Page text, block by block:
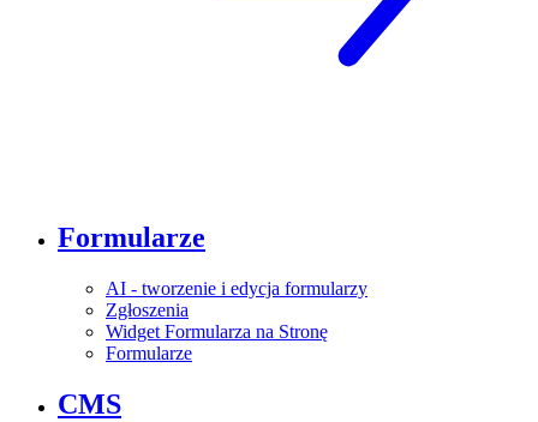
Formularze
AI - tworzenie i edycja formularzy
Zgłoszenia
Widget Formularza na Stronę
Formularze
CMS